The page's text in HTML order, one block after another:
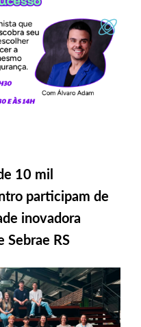
10 mil
participam de
inovadora
Sebrae RS